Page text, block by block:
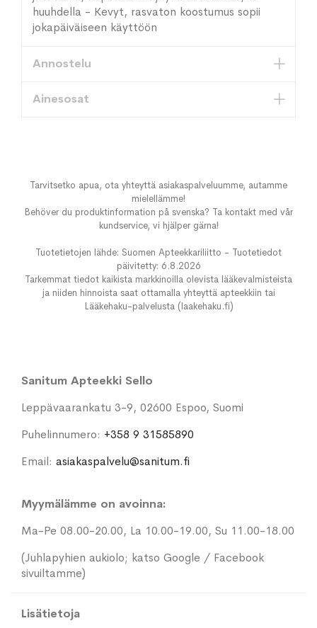
huuhdella - Kevyt, rasvaton koostumus sopii
jokapäiväiseen käyttöön
Annostelu
Ainesosat
Tarvitsetko apua, ota yhteyttä asiakaspalveluumme, autamme
mielellämme!
Behöver du produktinformation på svenska? Ta kontakt med vår
kundservice, vi hjälper gärna!
Tuotetietojen lähde: Suomen Apteekkariliitto - Tuotetiedot
päivitetty: 6.8.2026
Tarkemmat tiedot kaikista markkinoilla olevista lääkevalmisteista
ja niiden hinnoista saat ottamalla yhteyttä apteekkiin tai
Lääkehaku-palvelusta (laakehaku.fi)
Sanitum Apteekki Sello
Leppävaarankatu 3-9, 02600 Espoo, Suomi
Puhelinnumero: +358 9 31585890
Email: asiakaspalvelu@sanitum.fi
Myymälämme on avoinna:
Ma-Pe 08.00-20.00, La 10.00-19.00, Su 11.00-18.00
(Juhlapyhien aukiolo; katso Google / Facebook
sivuiltamme)
Lisätietoja